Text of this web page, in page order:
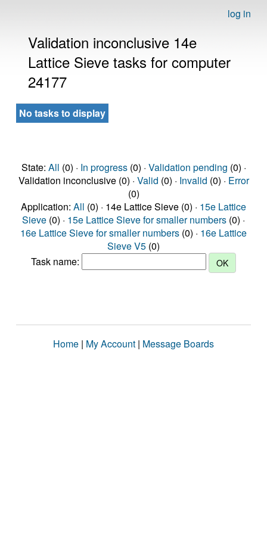
log in
Validation inconclusive 14e
Lattice Sieve tasks for computer
24177
No tasks to display
State: All (0) · In progress(0) · Validation pending (0) ·
Validation inconclusive (0) · Valid (0) · Invalid (0) · Error
(0)
Application: All (0) · 14e Lattice Sieve (0) · 15e Lattice
Sieve (0) · 15e Lattice Sieve for smaller numbers (0) ·
16e Lattice Sieve for smaller numbers (0) · 16e Lattice
Sieve V5 (0)
Task name:
Home | My Account | Message Boards